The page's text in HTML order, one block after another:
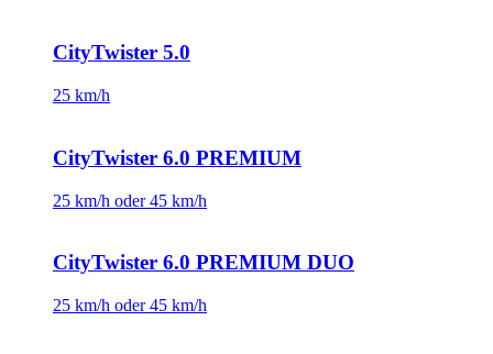
CityTwister 5.0
25 km/h
CityTwister 6.0 PREMIUM
25 km/h oder 45 km/h
CityTwister 6.0 PREMIUM DUO
25 km/h oder 45 km/h